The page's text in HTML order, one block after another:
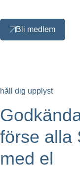
Bli medlem
håll dig upplyst
förse alla
med el